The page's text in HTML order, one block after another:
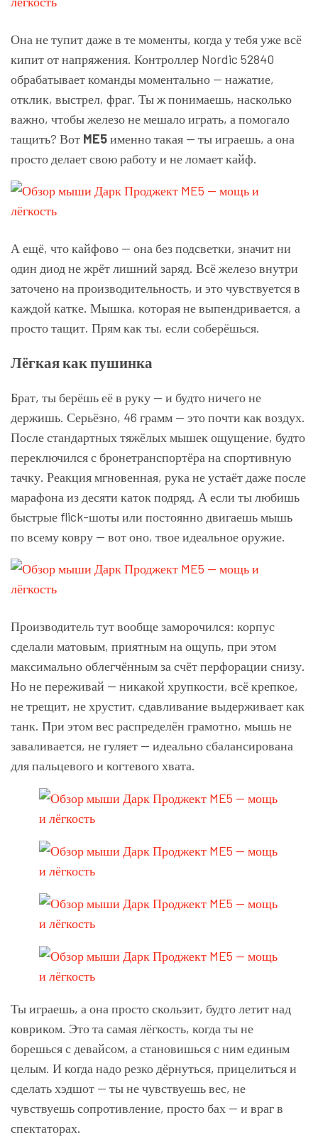
Она не тупит даже в те моменты, когда у тебя уже всё
кипит от напряжения. Контроллер Nordic 52840
обрабатывает команды моментально — нажатие,
отклик, выстрел, фраг. Ты ж понимаешь, насколько
важно, чтобы железо не мешало играть, а помогало
тащить? Вот ME5именно такая — ты играешь, а она
просто делает свою работу и не ломает кайф.
А ещё, что кайфово — она без подсветки, значит ни
один диод не жрёт лишний заряд. Всё железо внутри
заточено на производительность, и это чувствуется в
каждой катке. Мышка, которая не выпендривается, а
просто тащит. Прям как ты, если соберёшься.
Лёгкая как пушинка
Брат, ты берёшь её в руку — и будто ничего не
держишь. Серьёзно, 46 грамм — это почти как воздух.
После стандартных тяжёлых мышек ощущение, будто
переключился с бронетранспортёра на спортивную
тачку. Реакция мгновенная, рука не устаёт даже после
марафона из десяти каток подряд. А если ты любишь
быстрые flick-шоты или постоянно двигаешь мышь
по всему ковру — вот оно, твое идеальное оружие.
Производитель тут вообще заморочился: корпус
сделали матовым, приятным на ощупь, при этом
максимально облегчённым за счёт перфорации снизу.
Но не переживай — никакой хрупкости, всё крепкое,
не трещит, не хрустит, сдавливание выдерживает как
танк. При этом вес распределён грамотно, мышь не
заваливается, не гуляет — идеально сбалансирована
для пальцевого и когтевого хвата.
Ты играешь, а она просто скользит, будто летит над
ковриком. Это та самая лёгкость, когда ты не
борешься с девайсом, а становишься с ним единым
целым. И когда надо резко дёрнуться, прицелиться и
сделать хэдшот — ты не чувствуешь вес, не
чувствуешь сопротивление, просто бах — и враг в
спектаторах.